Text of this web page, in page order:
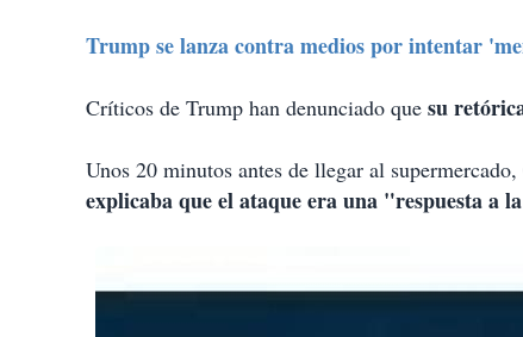
Trump se lanza contra medios por intentar
Críticos de Trump han denunciado que su
Unos 20 minutos antes de llegar al
explicaba que el ataque era una "respuesta a